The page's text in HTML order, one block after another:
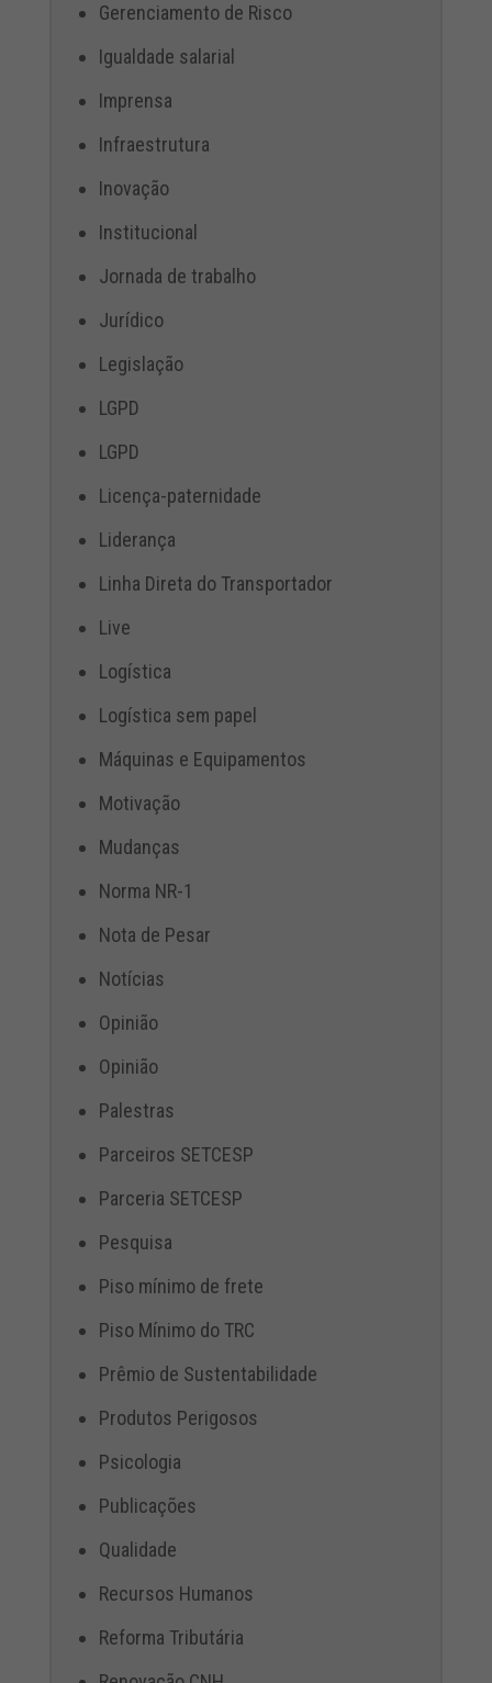
Gerenciamento de Risco
Igualdade salarial
Imprensa
Infraestrutura
Inovação
Institucional
Jornada de trabalho
Jurídico
Legislação
LGPD
LGPD
Licença-paternidade
Liderança
Linha Direta do Transportador
Live
Logística
Logística sem papel
Máquinas e Equipamentos
Motivação
Mudanças
Norma NR-1
Nota de Pesar
Notícias
Opinião
Opinião
Palestras
Parceiros SETCESP
Parceria SETCESP
Pesquisa
Piso mínimo de frete
Piso Mínimo do TRC
Prêmio de Sustentabilidade
Produtos Perigosos
Psicologia
Publicações
Qualidade
Recursos Humanos
Reforma Tributária